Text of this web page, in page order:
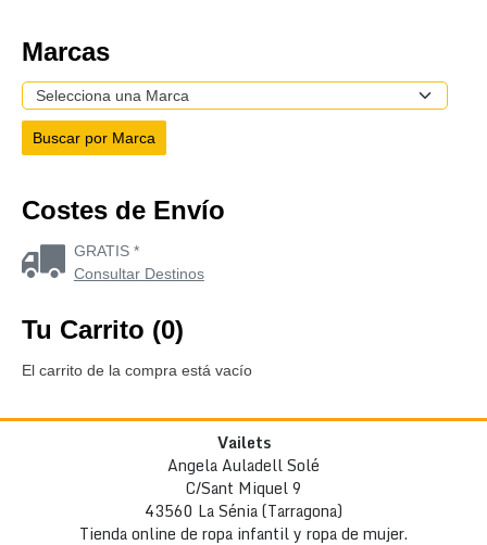
Marcas
Costes de Envío
GRATIS *
Consultar Destinos
Tu Carrito (0)
El carrito de la compra está vacío
Vailets
Angela Auladell Solé
C/Sant Miquel 9
43560 La Sénia (Tarragona)
Tienda online de ropa infantil y ropa de mujer.